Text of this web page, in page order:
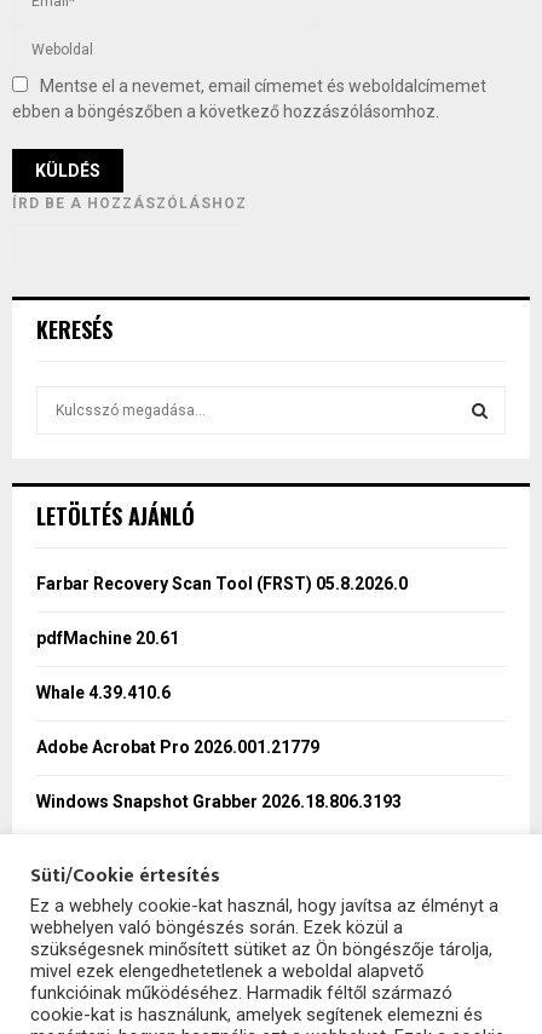
Mentse el a nevemet, email címemet és weboldalcímemet
ebben a böngészőben a következő hozzászólásomhoz.
ÍRD BE A HOZZÁSZÓLÁSHOZ
KERESÉS
h
o
LETÖLTÉS AJÁNLÓ
Farbar Recovery Scan Tool (FRST) 05.8.2026.0
pdfMachine 20.61
Whale 4.39.410.6
Adobe Acrobat Pro 2026.001.21779
Windows Snapshot Grabber 2026.18.806.3193
SzoftHub
Süti/Cookie értesítés
Ez a webhely cookie-kat használ, hogy javítsa az élményt a
webhelyen való böngészés során. Ezek közül a
szükségesnek minősített sütiket az Ön böngészője tárolja,
mivel ezek elengedhetetlenek a weboldal alapvető
funkcióinak működéséhez. Harmadik féltől származó
cookie-kat is használunk, amelyek segítenek elemezni és